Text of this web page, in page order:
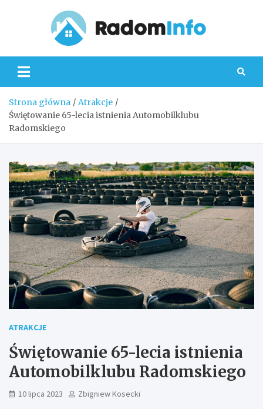
Strona główna
Atrakcje
Świętowanie 65-lecia istnienia Automobilklubu
Radomskiego
ATRAKCJE
Świętowanie 65-lecia istnienia
Automobilklubu Radomskiego
10 lipca 2023 Zbigniew Kosecki